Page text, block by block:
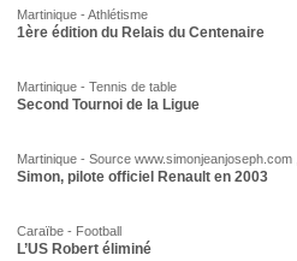
Martinique - Athlétisme
1ère édition du Relais du Centenaire
Martinique - Tennis de table
Second Tournoi de la Ligue
Martinique - Source www.simonjeanjoseph.com
Simon, pilote officiel Renault en 2003
Caraïbe - Football
L’US Robert éliminé